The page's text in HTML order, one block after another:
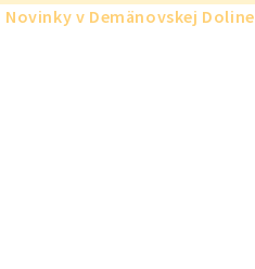
Novinky v Demänovskej Doline